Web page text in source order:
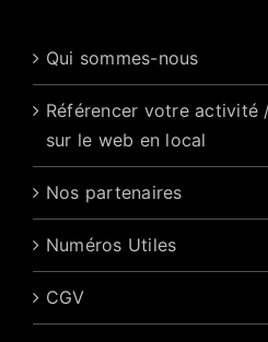
Qui sommes-nous
Référencer votre activité
sur le web en local
Nos partenaires
Numéros Utiles
CGV